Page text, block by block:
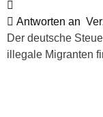
Antworten an
Der deutsche
illegale Migranten